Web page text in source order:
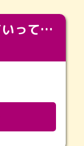
「カッコよくなって旅立っていってくれました（笑）もっとカッコいいって言ってあげればよかったな」